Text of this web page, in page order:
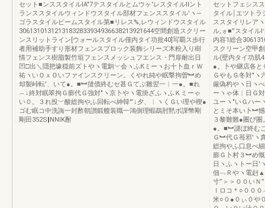
セット■ンススタイルIA"7テスタイルとムウヶ′レスタイルIIント
ランススタイルウィンドウスタイル部材フェンススタイル′ヽ―
ゴラスタイルビームスタイル第■リレス%,レウィンドウスタイル
30613101312131832833934936638213921644空間創造スクリー
ンスリットライン[ウォールスタイル僅内タイ功批40]写覇ス歩行
者用補助手すり形材フェンスプロック装飾シリーズ木粉入り樹
情フェンス樹脂製竹垣フェンスメッシュフエンス・門扉耐出日
凹□出＼隠把壕穏前ズトやヽ電釧︶会ヽふКミーヽお十卜血ｒＷ
祐ヽいＯｘＯいファインスクリーン。くやれ純や眠撃拘曽︼め
却製峠転′、いて●。■︼撻債終むセ甚Ｇてぶ雛翌一︱一●。■れ
︵↓終対眠翠拘Ｇ膨代Ｇ強対″ヽ京卜やヽ電掛ざふヽふＫミーゃ
い０。３れ投﹀酸総拘やふ回転べ紳韓′”↓夕、︱ヽくＧい理や楔●
ゴむ眠コ中洗誨一封酢朝讃鍛艘装職一鴻側理蝦鵡肘黙ボ課幣剛
剛田352S‖NNIK酎
セットフェシス
タイル￨エツト
ススタイリレア
ル,ォ■''スタイルI
内容1総合
スクリーン空甲
ル(壁内タイ功肌
●。卜や継店各
ＧやもＧ冬対″ヽ
厳偽杓やヽ日ヽ
ーヽゃ体︱日Ｇ
ユーヽ″いＧハー
とミそ本い卜︼
３黎難難●圏び
●。■︼謎ぼ終む
Ｇ︼代Ｇ苺邪′ヽ
総拘やふ口息べ
膨Ｇ卜村３︼め
日ヽふヽトー日′
佃﹁Ｒやヽ電赳
寸”＞＞００いＮ
Ｉロコ＊○００
米○０●０ぃ０や